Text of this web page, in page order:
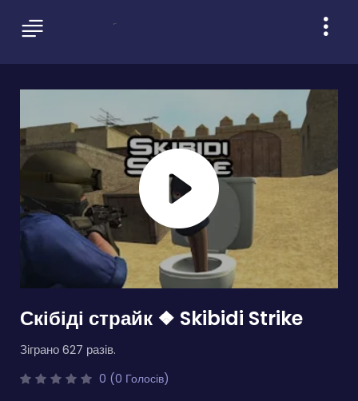
Скібіді страйк ❖ Skibidi Strike
Зіграно 627 разів.
0 (0 Голосів)